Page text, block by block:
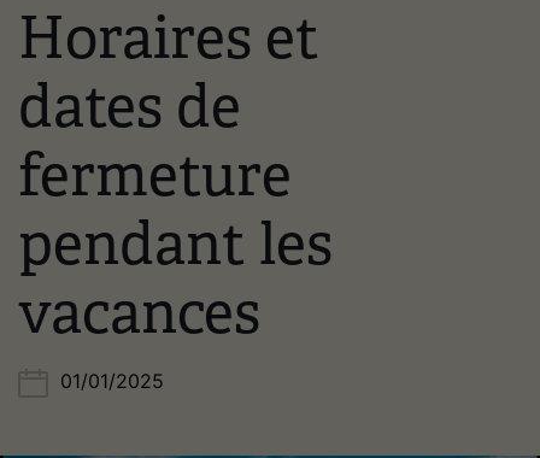
Horaires et
dates de
fermeture
pendant les
vacances
01/01/2025